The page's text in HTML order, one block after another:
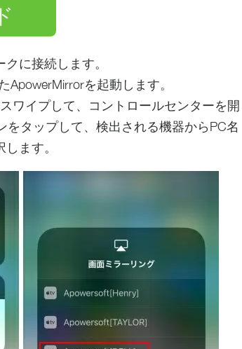
に接続します。
を起動します。
ワイプして、コントロールセンターを開
タップして、検出される機器からPC名
ます。